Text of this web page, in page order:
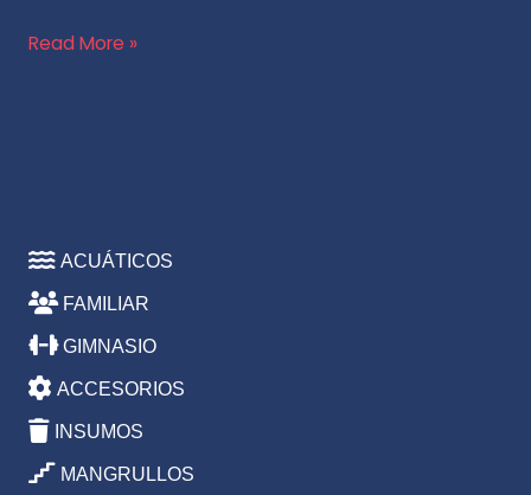
Read More »
ACUÁTICOS
FAMILIAR
GIMNASIO
ACCESORIOS
INSUMOS
MANGRULLOS